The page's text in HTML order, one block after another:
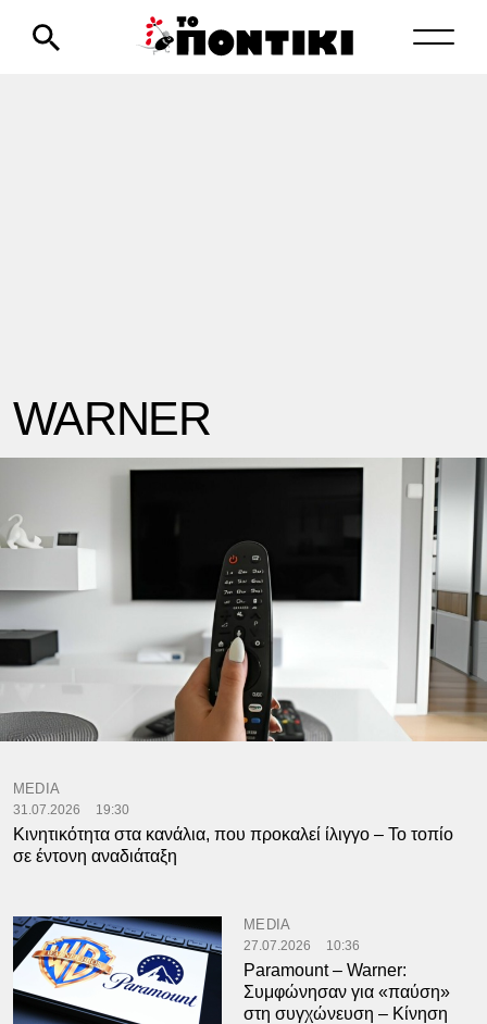
WARNER
MEDIA
31.07.2026 19:30
Κινητικότητα στα κανάλια, που προκαλεί ίλιγγο – Το τοπίο
σε έντονη αναδιάταξη
MEDIA
27.07.2026 10:36
Paramount – Warner:
Συμφώνησαν για «παύση»
στη συγχώνευση – Κίνηση